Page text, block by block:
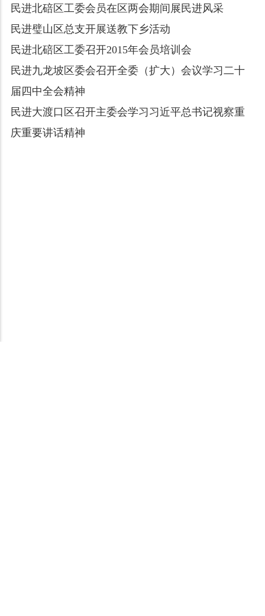
民进北碚区工委会员在区两会期间展民进风采
民进璧山区总支开展送教下乡活动
民进北碚区工委召开2015年会员培训会
民进九龙坡区委会召开全委（扩大）会议学习二十
届四中全会精神
民进大渡口区召开主委会学习习近平总书记视察重
庆重要讲话精神